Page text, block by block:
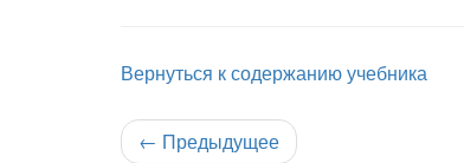
Вернуться к содержанию учебника
← Предыдущее